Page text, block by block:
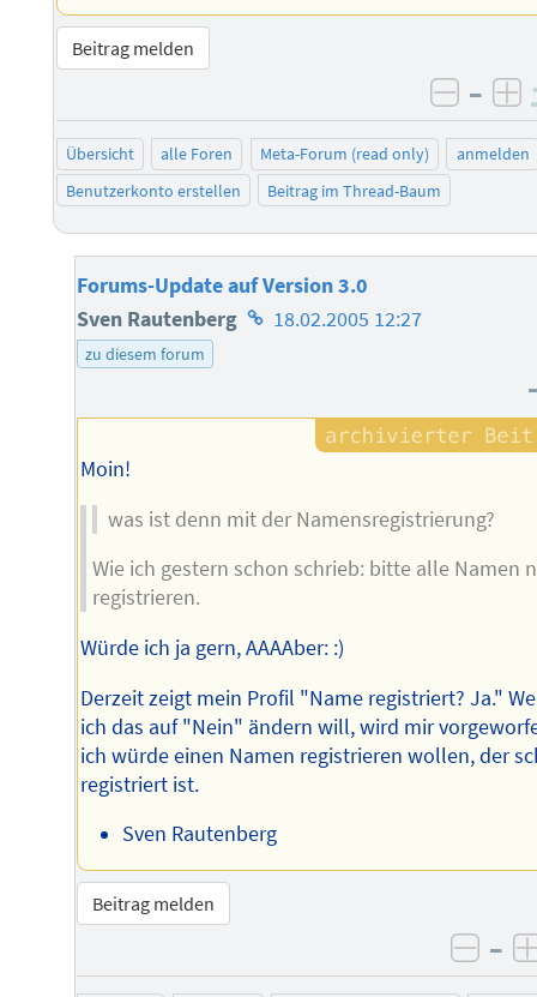
Beitrag melden
–
Übersicht alle Foren Meta-Forum (read only)
anmelden
Benutzerkonto erstellen
Beitrag im Thread-Baum
Forums-Update auf Version 3.0
Sven Rautenberg Homepage
18.02.2005 12:27
zu diesem forum
Moin!
was ist denn mit der Namensregistrierung?
Wie ich gestern schon schrieb: bitte alle Namen
registrieren.
Würde ich ja gern, AAAAber: :)
Derzeit zeigt mein Profil "Name registriert? Ja."
ich das auf "Nein" ändern will, wird mir
ich würde einen Namen registrieren wollen, der
registriert ist.
Sven Rautenberg
Beitrag melden
–